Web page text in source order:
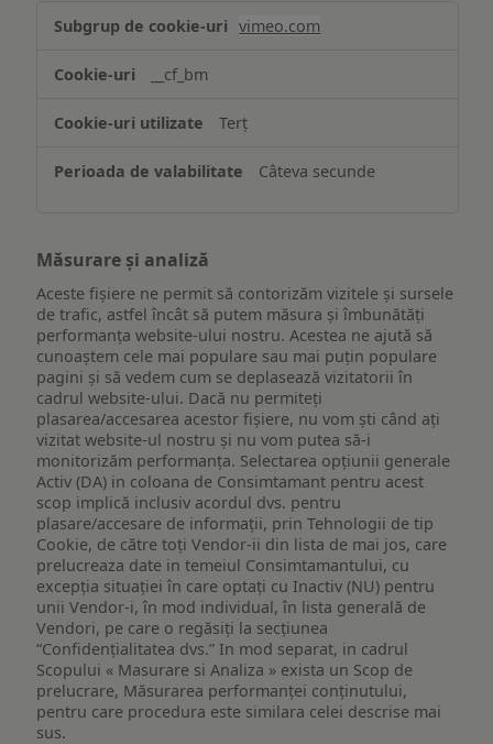
Asigurarea
funcționalităților
website-
ului
vimeo.com
__cf_bm
Terț
Câteva secunde
Măsurare și analiză
Aceste fișiere ne permit să contorizăm vizitele și sursele
de trafic, astfel încât să putem măsura și îmbunătăți
performanța website-ului nostru. Acestea ne ajută să
cunoaștem cele mai populare sau mai puțin populare
pagini și să vedem cum se deplasează vizitatorii în
cadrul website-ului. Dacă nu permiteți
plasarea/accesarea acestor fișiere, nu vom ști când ați
vizitat website-ul nostru și nu vom putea să-i
monitorizăm performanța. Selectarea opțiunii generale
Activ (DA) in coloana de Consimtamant pentru acest
scop implică inclusiv acordul dvs. pentru
plasare/accesare de informații, prin Tehnologii de tip
Cookie, de către toți Vendor-ii din lista de mai jos, care
prelucreaza date in temeiul Consimtamantului, cu
excepția situației în care optați cu Inactiv (NU) pentru
unii Vendor-i, în mod individual, în lista generală de
Vendori, pe care o regăsiți la secțiunea
“Confidențialitatea dvs.” In mod separat, in cadrul
Scopului « Masurare si Analiza » exista un Scop de
prelucrare, Măsurarea performanței conținutului,
pentru care procedura este similara celei descrise mai
sus.